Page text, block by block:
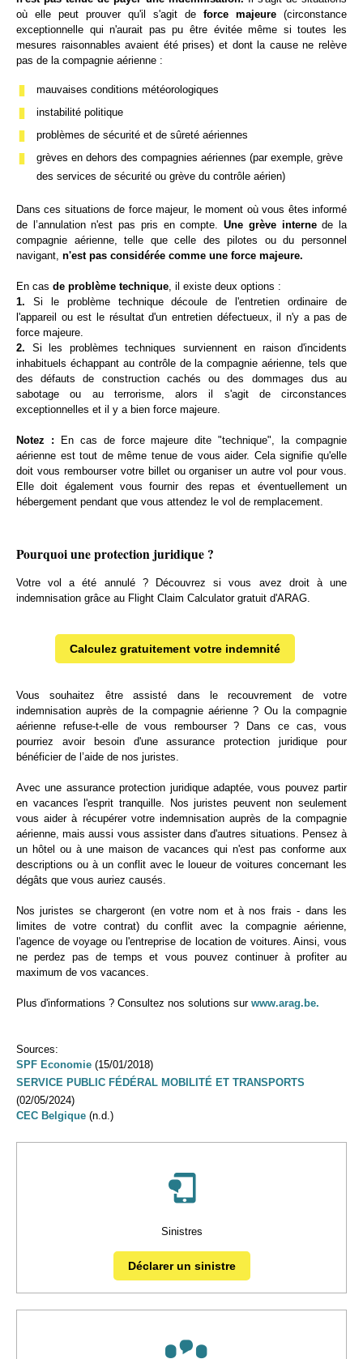
où elle peut prouver qu'il s'agit de force majeure (circonstance
exceptionnelle qui n'aurait pas pu être évitée même si toutes les
mesures raisonnables avaient été prises) et dont la cause ne relève
pas de la compagnie aérienne :
mauvaises conditions météorologiques
instabilité politique
problèmes de sécurité et de sûreté aériennes
grèves en dehors des compagnies aériennes (par exemple, grève
des services de sécurité ou grève du contrôle aérien)
Dans ces situations de force majeur, le moment où vous êtes informé
de l’annulation n'est pas pris en compte.Une grève internede la
compagnie aérienne, telle que celle des pilotes ou du personnel
navigant, n'est pas considérée comme une force majeure.
En cas de problème technique, il existe deux options :
1. Si le problème technique découle de l'entretien ordinaire de
l'appareil ou est le résultat d'un entretien défectueux, il n'y a pas de
force majeure.
2. Si les problèmes techniques surviennent en raison d'incidents
inhabituels échappant au contrôle de la compagnie aérienne, tels que
des défauts de construction cachés ou des dommages dus au
sabotage ou au terrorisme, alors il s'agit de circonstances
exceptionnelles et il y a bien force majeure.
Notez : En cas de force majeure dite "technique", la compagnie
aérienne est tout de même tenue de vous aider. Cela signifie qu'elle
doit vous rembourser votre billet ou organiser un autre vol pour vous.
Elle doit également vous fournir des repas et éventuellement un
hébergement pendant que vous attendez le vol de remplacement.
Pourquoi une protection juridique ?
Votre vol a été annulé ? Découvrez si vous avez droit à une
indemnisation grâce au Flight Claim Calculator gratuit d'ARAG.
Calculez gratuitement votre indemnité
Vous souhaitez être assisté dans le recouvrement de votre
indemnisation auprès de la compagnie aérienne ? Ou la compagnie
aérienne refuse-t-elle de vous rembourser ? Dans ce cas, vous
pourriez avoir besoin d'une assurance protection juridique pour
bénéficier de l’aide de nos juristes.
Avec une assurance protection juridique adaptée, vous pouvez partir
en vacances l'esprit tranquille. Nos juristes peuvent non seulement
vous aider à récupérer votre indemnisation auprès de la compagnie
aérienne, mais aussi vous assister dans d'autres situations. Pensez à
un hôtel ou à une maison de vacances qui n'est pas conforme aux
descriptions ou à un conflit avec le loueur de voitures concernant les
dégâts que vous auriez causés.
Nos juristes se chargeront (en votre nom et à nos frais - dans les
limites de votre contrat) du conflit avec la compagnie aérienne,
l'agence de voyage ou l'entreprise de location de voitures. Ainsi, vous
ne perdez pas de temps et vous pouvez continuer à profiter au
maximum de vos vacances.
Plus d'informations ? Consultez nos solutions sur www.arag.be.
Sources:
SPF Economie (15/01/2018)
SERVICE PUBLIC FÉDÉRAL MOBILITÉ ET TRANSPORTS
(02/05/2024)
CEC Belgique (n.d.)
Sinistres
Déclarer un sinistre